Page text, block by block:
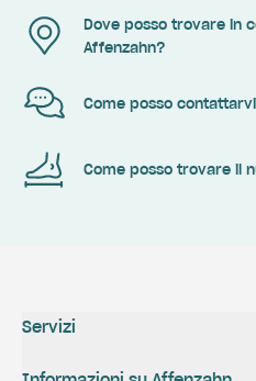
Dove posso trovare in
Affenzahn?
Come posso
Come posso trovare il
Servizi